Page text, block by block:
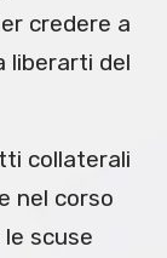
credere a
liberarti del
collaterali
nel corso
scuse